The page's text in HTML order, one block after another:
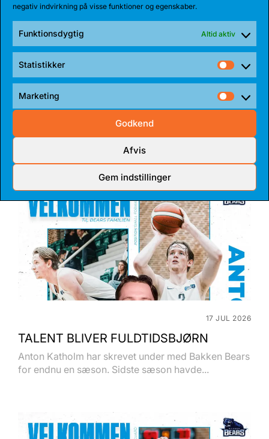
negativ indvirkning på visse funktioner og egenskaber.
Funktionsdygtig Altid aktiv
Statistikker
Marketing
Godkend
Afvis
Gem indstillinger
BEARS HENTER ATLETISK GUARD
Den 185 cm høje amerikanske guard, Myles Corey,
har indgået en 1-årig aftale med...
17 JUL 2026
TALENT BLIVER FULDTIDSBJØRN
Anton Katholm har skrevet under med Bakken Bears
for endnu en sæson. Sidste sæson havde...